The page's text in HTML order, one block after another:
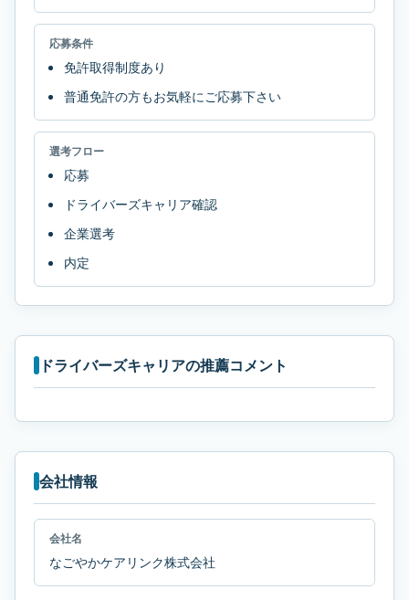
応募条件
免許取得制度あり
普通免許の方もお気軽にご応募下さい
選考フロー
応募
ドライバーズキャリア確認
企業選考
内定
ドライバーズキャリアの推薦コメント
会社情報
会社名
なごやかケアリンク株式会社